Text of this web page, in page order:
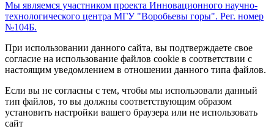
Мы являемся участником проекта Инновационного научно-
технологического центра МГУ "Воробьевы горы". Рег. номер
№104Б.
При использовании данного сайта, вы подтверждаете свое
согласие на использование файлов cookie в соответствии с
настоящим уведомлением в отношении данного типа файлов.
Если вы не согласны с тем, чтобы мы использовали данный
тип файлов, то вы должны соответствующим образом
установить настройки вашего браузера или не использовать
сайт